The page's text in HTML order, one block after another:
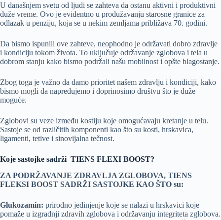
U današnjem svetu od ljudi se zahteva da ostanu aktivni i produktivni
duže vreme. Ovo je evidentno u produžavanju starosne granice za
odlazak u penziju, koja se u nekim zemljama približava 70. godini.
Da bismo ispunili ove zahteve, neophodno je održavati dobro zdravlje
i kondiciju tokom života. To uključuje održavanje zglobova i tela u
dobrom stanju kako bismo podržali našu mobilnost i opšte blagostanje.
Zbog toga je važno da damo prioritet našem zdravlju i kondiciji, kako
bismo mogli da napredujemo i doprinosimo društvu što je duže
moguće.
Zglobovi su veze između kostiju koje omogućavaju kretanje u telu.
Sastoje se od različitih komponenti kao što su kosti, hrskavica,
ligamenti, tetive i sinovijalna tečnost.
Koje sastojke sadrži TIENS FLEXI BOOST?
ZA PODRŽAVANJE ZDRAVLJA ZGLOBOVA, TIENS
FLEKSI BOOST SADRŽI SASTOJKE KAO ŠTO su:
Glukozamin: prirodno jedinjenje koje se nalazi u hrskavici koje
pomaže u izgradnji zdravih zglobova i održavanju integriteta zglobova.